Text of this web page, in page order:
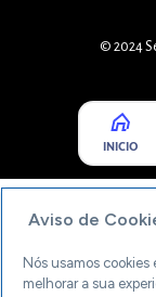
© 2024
INICIO
Aviso de
Nós usamos
melhorar a sua